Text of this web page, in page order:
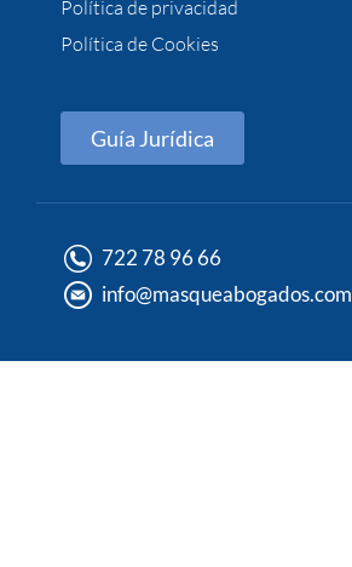
Política de privacidad
Política de Cookies
Guía Jurídica
722 78 96 66
info@masqueabogados.com